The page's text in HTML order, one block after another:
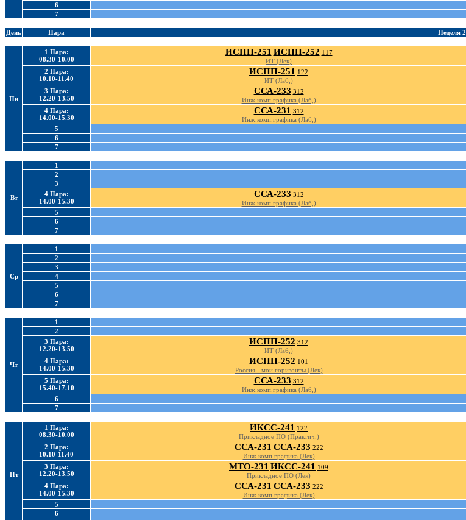
6
7
День Пара Неделя 2
Пн
1 Пара:
08.30-10.00
ИСПП-251 ИСПП-252 117
ИТ (Лек)
2 Пара:
10.10-11.40
ИСПП-251 122
ИТ (Лаб,)
3 Пара:
12.20-13.50
ССА-233 312
Инж.комп.графика (Лаб,)
4 Пара:
14.00-15.30
ССА-231 312
Инж.комп.графика (Лаб,)
5
6
7
Вт
1
2
3
4 Пара:
14.00-15.30
ССА-233 312
Инж.комп.графика (Лаб,)
5
6
7
Ср
1
2
3
4
5
6
7
Чт
1
2
3 Пара:
12.20-13.50
ИСПП-252 312
ИТ (Лаб,)
4 Пара:
14.00-15.30
ИСПП-252 101
Россия - мои горизонты (Лек)
5 Пара:
15.40-17.10
ССА-233 312
Инж.комп.графика (Лаб,)
6
7
Пт
1 Пара:
08.30-10.00
ИКСС-241 122
Прикладное ПО (Практич.)
2 Пара:
10.10-11.40
ССА-231 ССА-233 222
Инж.комп.графика (Лек)
3 Пара:
12.20-13.50
МТО-231 ИКСС-241 109
Прикладное ПО (Лек)
4 Пара:
14.00-15.30
ССА-231 ССА-233 222
Инж.комп.графика (Лек)
5
6